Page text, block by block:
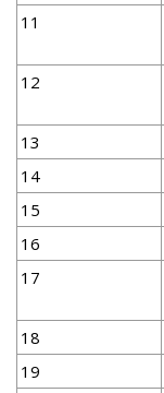
11
12
13
14
15
16
17
18
19